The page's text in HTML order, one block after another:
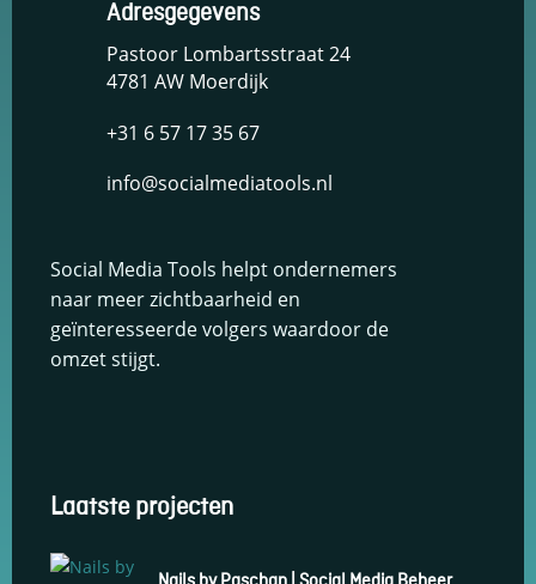
Adresgegevens
Pastoor Lombartsstraat 24
4781 AW Moerdijk
+31 6 57 17 35 67
info@socialmediatools.nl
Social Media Tools helpt ondernemers
naar meer zichtbaarheid en
geïnteresseerde volgers waardoor de
omzet stijgt.
Laatste projecten
keuzes van
gebruikers te
onthouden om
zo de ervaring
analytische
cookies in
Deze
cookies
helpen ons
fouten
en om
betere